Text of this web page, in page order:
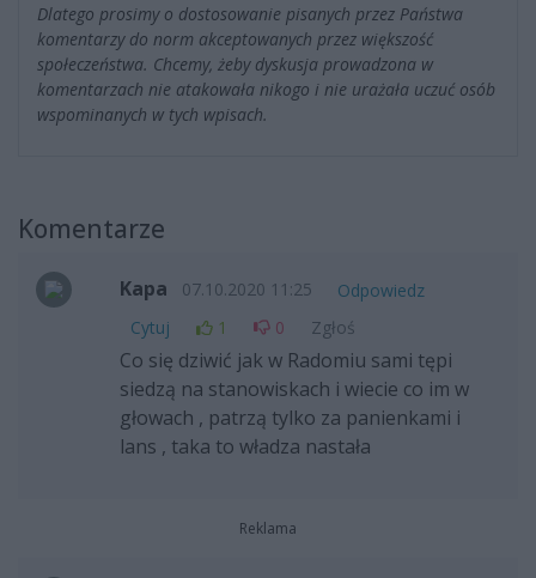
Dlatego prosimy o dostosowanie pisanych przez Państwa
komentarzy do norm akceptowanych przez większość
społeczeństwa. Chcemy, żeby dyskusja prowadzona w
komentarzach nie atakowała nikogo i nie urażała uczuć osób
wspominanych w tych wpisach.
Komentarze
Kapa 07.10.2020 11:25
Odpowiedz
Cytuj
1 0 Zgłoś
Co się dziwić jak w Radomiu sami tępi
siedzą na stanowiskach i wiecie co im w
głowach , patrzą tylko za panienkami i
lans , taka to władza nastała
Reklama